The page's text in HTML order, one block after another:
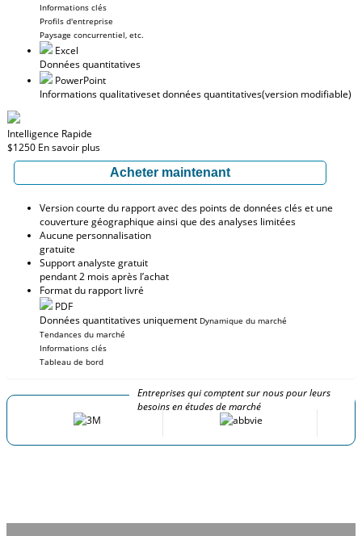
Informations clés
Profils d'entreprise
Paysage concurrentiel, etc.
Excel
Données quantitatives
PowerPoint
Informations qualitativeset données quantitatives(version modifiable)
Intelligence Rapide
$1250 En savoir plus
Acheter maintenant
Version courte du rapport avec des points de données clés et une
couverture géographique ainsi que des analyses limitées
Aucune personnalisation
gratuite
Support analyste gratuit
pendant 2 mois après l’achat
Format du rapport livré
PDF
Données quantitatives uniquement Dynamique du marché
Tendances du marché
Informations clés
Tableau de bord
Entreprises qui comptent sur nous pour leurs
besoins en études de marché